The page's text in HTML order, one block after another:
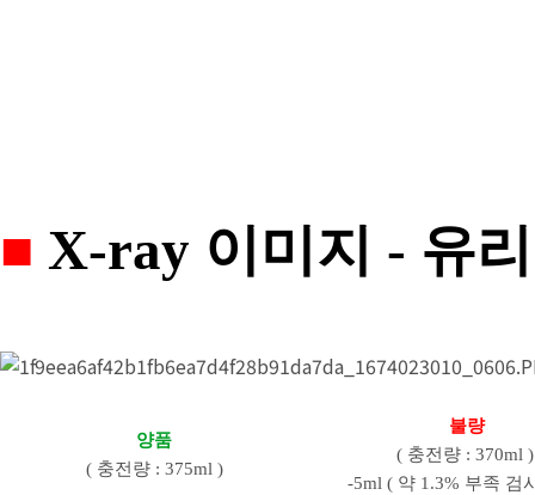
■ X-ray 이미지 - 유
양품
( 충전량 : 375ml )
불량
( 충전량 : 370ml
-5ml ( 약 1.3% 부족 검